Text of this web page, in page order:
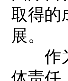
取得的
展。
作为